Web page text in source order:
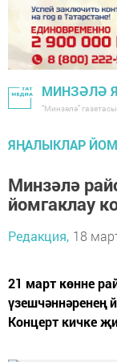
МИНЗӘЛӘ
"Минзәлә"
ЯҢАЛЫКЛАР
Минзәлә
йомгаклау
Редакция, 18
21 март көнне
үзешчәннәренең
Концерт кичке